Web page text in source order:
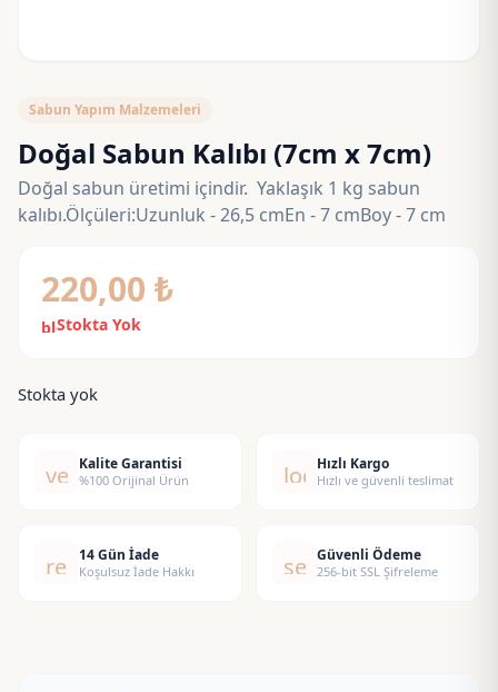
Sabun Yapım Malzemeleri
Doğal Sabun Kalıbı (7cm x 7cm)
Doğal sabun üretimi içindir. Yaklaşık 1 kg sabun
kalıbı.Ölçüleri:Uzunluk - 26,5 cmEn - 7 cmBoy - 7 cm
220,00 ₺
block
Stokta Yok
Stokta yok
verified
Kalite Garantisi
%100 Orijinal Ürün local_shipping
Hızlı Kargo
Hızlı ve güvenli teslimat
replay14 Gün İade
Koşulsuz İade Hakkı security
Güvenli Ödeme
256-bit SSL Şifreleme